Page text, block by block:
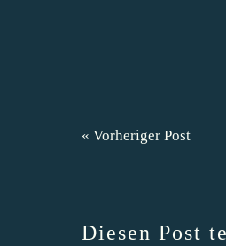
« Vorheriger Post
Diesen Post